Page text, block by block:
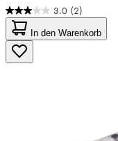
3.0 (2)
3.0
von
5
Sternen.
2
In den Warenkorb